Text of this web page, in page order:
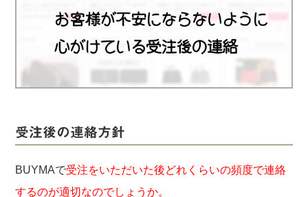
バイマ活動の疑問に売れっ子現役バイヤーが答えてみた
実録！海外ショップで買ってみた！
受注後の連絡方針
BUYMAで受注をいただいた後どれくらいの頻度で連絡
するのが適切なのでしょうか。